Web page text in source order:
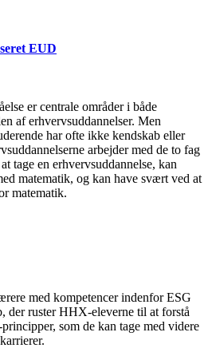
EUD
er centrale områder i både
af erhvervsuddannelser. Men
har ofte ikke kendskab eller
arbejder med de to fag
tage en erhvervsuddannelse, kan
matematik, og kan have svært ved at
matematik.
med kompetencer indenfor ESG
der ruster HHX-eleverne til at forstå
som de kan tage med videre